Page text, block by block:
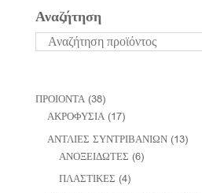
Αναζήτηση
ΠΡΟΙΟΝΤΑ (38)
ΑΚΡΟΦΥΣΙΑ (17)
ΑΝΤΛΙΕΣ ΣΥΝΤΡΙΒΑΝΙΩΝ (13)
ΑΝΟΞΕΙΔΩΤΕΣ (6)
ΠΛΑΣΤΙΚΕΣ (4)